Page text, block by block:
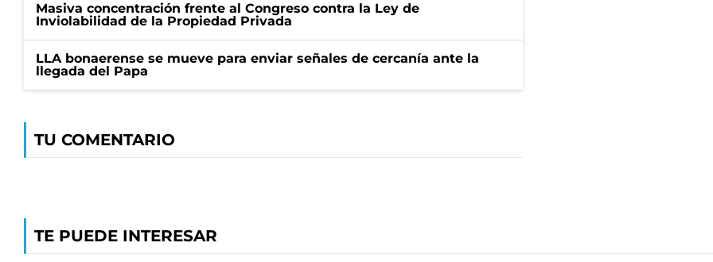
Masiva concentración frente al Congreso contra la Ley de
Inviolabilidad de la Propiedad Privada
LLA bonaerense se mueve para enviar señales de cercanía ante la
llegada del Papa
TU COMENTARIO
TE PUEDE INTERESAR